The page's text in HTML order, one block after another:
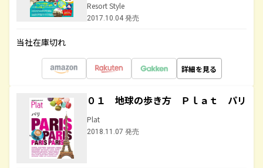
Resort Style
2017.10.04 発売
当社在庫切れ
詳細を見る
０１ 地球の歩き方 Ｐｌａｔ パリ
Plat
2018.11.07 発売